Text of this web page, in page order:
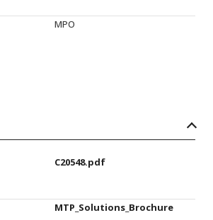
MPO
C20548.pdf
MTP_Solutions_Brochure